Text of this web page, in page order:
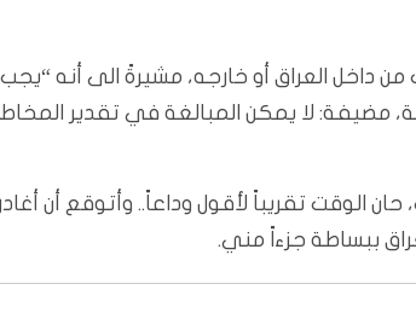
داخل العراق أو خارجه، مشيرةً الى أنه “يجب
مضيفة: لا يمكن المبالغة في تقدير
خمس سنوات، حان الوقت تقريباً لأقول وداعاً.. وأتوقع أن
ببساطة جزءاً مني.